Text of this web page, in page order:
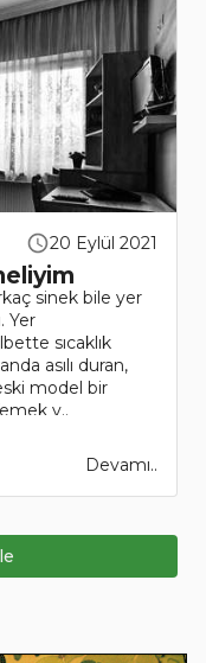
20 Eylül 2021
sinek bile yer
Yer
sıcaklık
asılı duran,
model bir
y..
Devamı..